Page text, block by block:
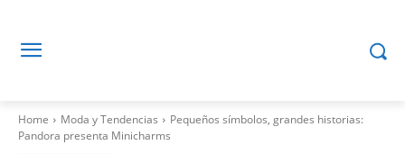
Home Moda y Tendencias
Pequeños símbolos, grandes historias:
Pandora presenta Minicharms